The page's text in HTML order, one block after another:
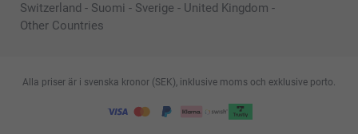
Switzerland - Suomi - Sverige - United Kingdom -
Other Countries
Alla priser är i svenska kronor (SEK), inklusive moms och exklusive porto.